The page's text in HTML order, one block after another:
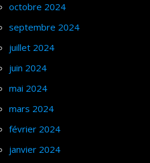
octobre 2024
septembre 2024
juillet 2024
juin 2024
mai 2024
mars 2024
février 2024
janvier 2024